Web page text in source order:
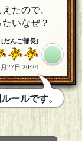
たので、
いなぜ？
[だんご部長]
27日 20:24
ールです。